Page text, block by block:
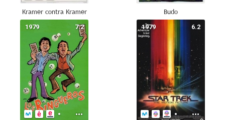
Kramer contra Kramer Budo
7.2
1979 6.2
1979